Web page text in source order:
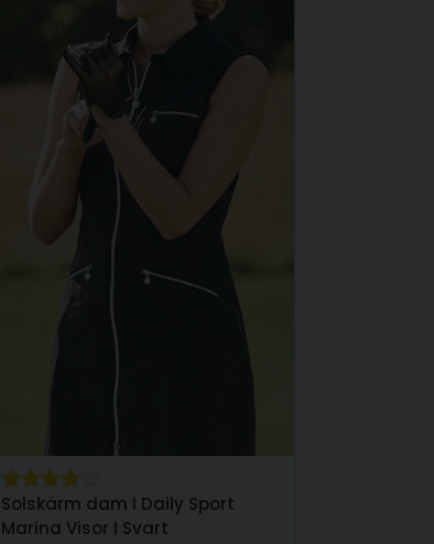
Solskärm dam I Daily Sport
Marina Visor I Svart